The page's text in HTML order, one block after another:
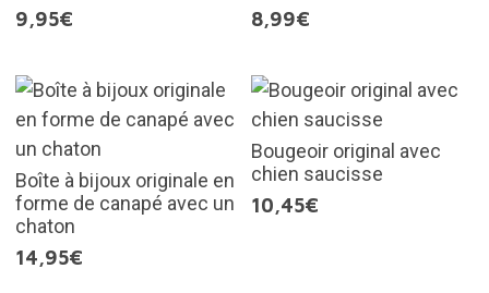
9,95€
8,99€
Boîte à bijoux originale en
forme de canapé avec un
chaton
14,95€
Bougeoir original avec
chien saucisse
10,45€